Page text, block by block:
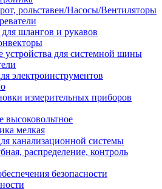
рольставен/Насосы/Вентиляторы
шлангов и рукавов
устройства для системной шины
электроинструментов
измерительных приборов
высоковольтное
мелкая
канализационной системы
распределение, контроль
безопасности